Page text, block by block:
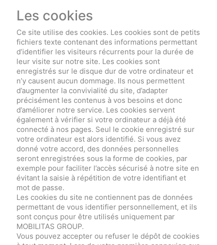
Les cookies
Ce site utilise des cookies. Les cookies sont de petits
fichiers texte contenant des informations permettant
d’identifier les visiteurs récurrents pour la durée de
leur visite sur notre site. Les cookies sont
enregistrés sur le disque dur de votre ordinateur et
n’y causent aucun dommage. Ils nous permettent
d’augmenter la convivialité du site, d’adapter
précisément les contenus à vos besoins et donc
d’améliorer notre service. Les cookies servent
également à vérifier si votre ordinateur a déjà été
connecté à nos pages. Seul le cookie enregistré sur
votre ordinateur est alors identifié. Si vous avez
donné votre accord, des données personnelles
seront enregistrées sous la forme de cookies, par
exemple pour faciliter l’accès sécurisé à notre site en
évitant la saisie à répétition de votre identifiant et
mot de passe.
Les cookies du site ne contiennent pas de données
permettant de vous identifier personnellement, et ils
sont conçus pour être utilisés uniquement par
MOBILITAS GROUP.
Vous pouvez accepter ou refuser le dépôt de cookies